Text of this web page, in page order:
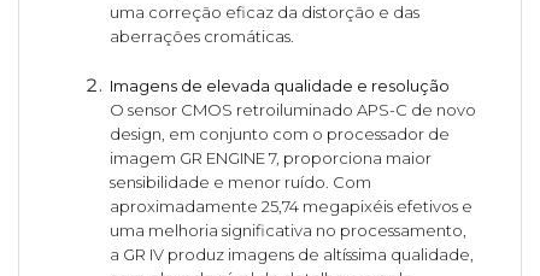
uma correção eficaz da distorção e das
aberrações cromáticas.
Imagens de elevada qualidade e resolução
O sensor CMOS retroiluminado APS-C de novo
design, em conjunto com o processador de
imagem GR ENGINE 7, proporciona maior
sensibilidade e menor ruído. Com
aproximadamente 25,74 megapixéis efetivos e
uma melhoria significativa no processamento,
a GR IV produz imagens de altíssima qualidade,